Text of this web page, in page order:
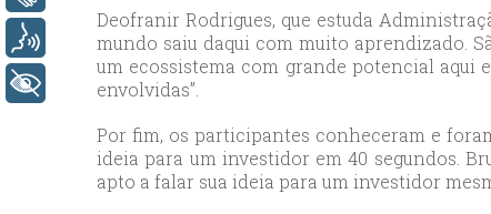
Deofranir Rodrigues, que estuda
mundo saiu daqui com muito aprendizado.
um ecossistema com grande potencial aqui
envolvidas”.
Por fim, os participantes conheceram e
ideia para um investidor em 40 segundos.
apto a falar sua ideia para um investidor
+ Acessibilidade